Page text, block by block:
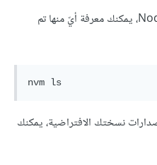
إن كان لديك عدة إصدارات من Node.js، يمكنك معرفة أيّ منها تم
nvm ls
نسختك الافتراضية، يمكنك